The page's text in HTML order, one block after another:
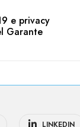
e privacy
Garante
LINKEDIN